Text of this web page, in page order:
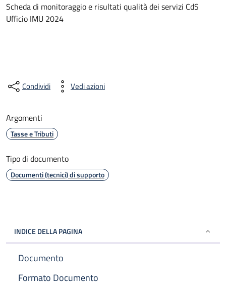
Scheda di monitoraggio e risultati qualità dei servizi CdS
Ufficio IMU 2024
Condividi Vedi azioni
Argomenti
Tasse e Tributi
Tipo di documento
Documenti (tecnici) di supporto
INDICE DELLA PAGINA
Documento
Formato Documento